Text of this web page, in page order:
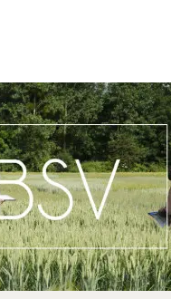
du Végétal -
votre région
chaque semaine,
des cultures...